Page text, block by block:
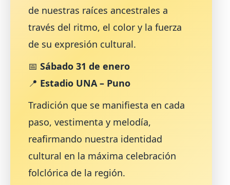
de nuestras raíces ancestrales a
través del ritmo, el color y la fuerza
de su expresión cultural.
📅 Sábado 31 de enero
📍 Estadio UNA – Puno
Tradición que se manifiesta en cada
paso, vestimenta y melodía,
reafirmando nuestra identidad
cultural en la máxima celebración
folclórica de la región.